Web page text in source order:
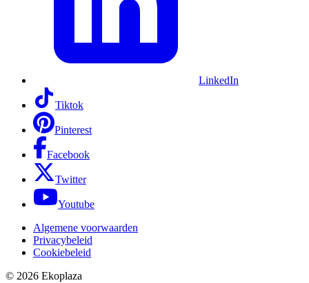
LinkedIn
Tiktok
Pinterest
Facebook
Twitter
Youtube
Algemene voorwaarden
Privacybeleid
Cookiebeleid
© 2026 Ekoplaza